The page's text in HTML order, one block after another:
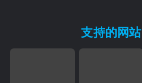
支持的网站